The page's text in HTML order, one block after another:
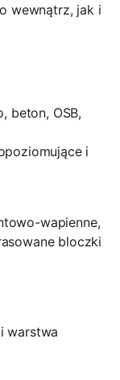
wewnątrz, jak i
beton, OSB,
i
wapienne,
bloczki
warstwa